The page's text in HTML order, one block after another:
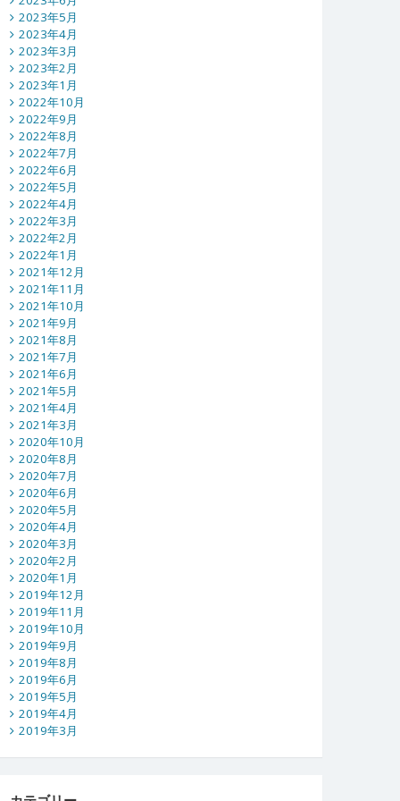
2023年5月
2023年4月
2023年3月
2023年2月
2023年1月
2022年10月
2022年9月
2022年8月
2022年7月
2022年6月
2022年5月
2022年4月
2022年3月
2022年2月
2022年1月
2021年12月
2021年11月
2021年10月
2021年9月
2021年8月
2021年7月
2021年6月
2021年5月
2021年4月
2021年3月
2020年10月
2020年8月
2020年7月
2020年6月
2020年5月
2020年4月
2020年3月
2020年2月
2020年1月
2019年12月
2019年11月
2019年10月
2019年9月
2019年8月
2019年6月
2019年5月
2019年4月
2019年3月